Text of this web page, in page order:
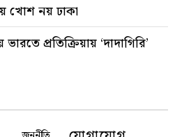
খোশ নয় ঢাকা
প্রতিক্রিয়ায় ‘দাদাগিরি’